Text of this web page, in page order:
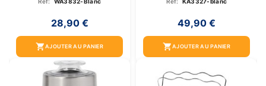
28,90 €
shopping_cartAJOUTER AU PANIER
49,90 €
shopping_cartAJOUTER AU PANIER